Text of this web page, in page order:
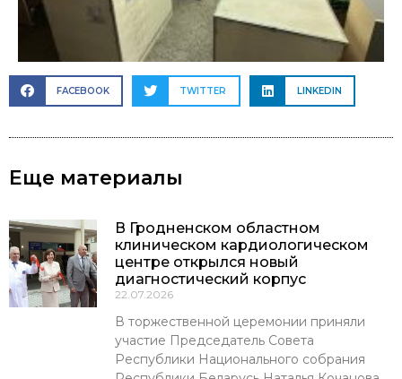
FACEBOOK TWITTER LINKEDIN
Еще материалы
В Гродненском областном
клиническом кардиологическом
центре открылся новый
диагностический корпус
22.07.2026
В торжественной церемонии приняли
участие Председатель Совета
Республики Национального собрания